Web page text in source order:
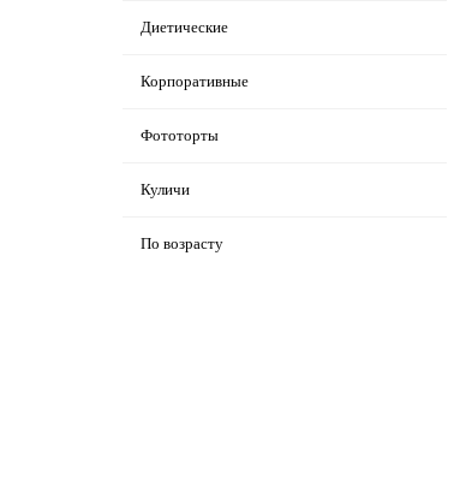
Диетические
Корпоративные
Фототорты
Куличи
По возрасту